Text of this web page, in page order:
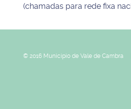
(chamadas para rede fixa
© 2016 Município de Vale de Cambra |